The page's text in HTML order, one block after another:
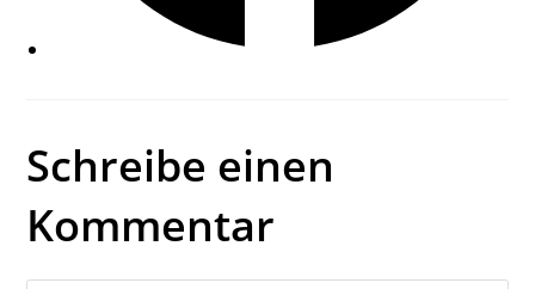
Schreibe einen
Kommentar